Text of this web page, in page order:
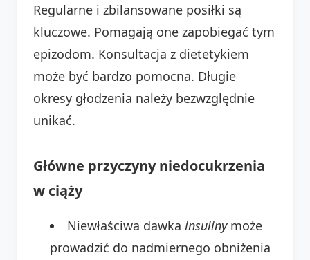
Regularne i zbilansowane posiłki są
kluczowe. Pomagają one zapobiegać tym
epizodom. Konsultacja z dietetykiem
może być bardzo pomocna. Długie
okresy głodzenia należy bezwzględnie
unikać.
Główne przyczyny niedocukrzenia
w ciąży
Niewłaściwa dawka insulinymoże
prowadzić do nadmiernego obniżenia